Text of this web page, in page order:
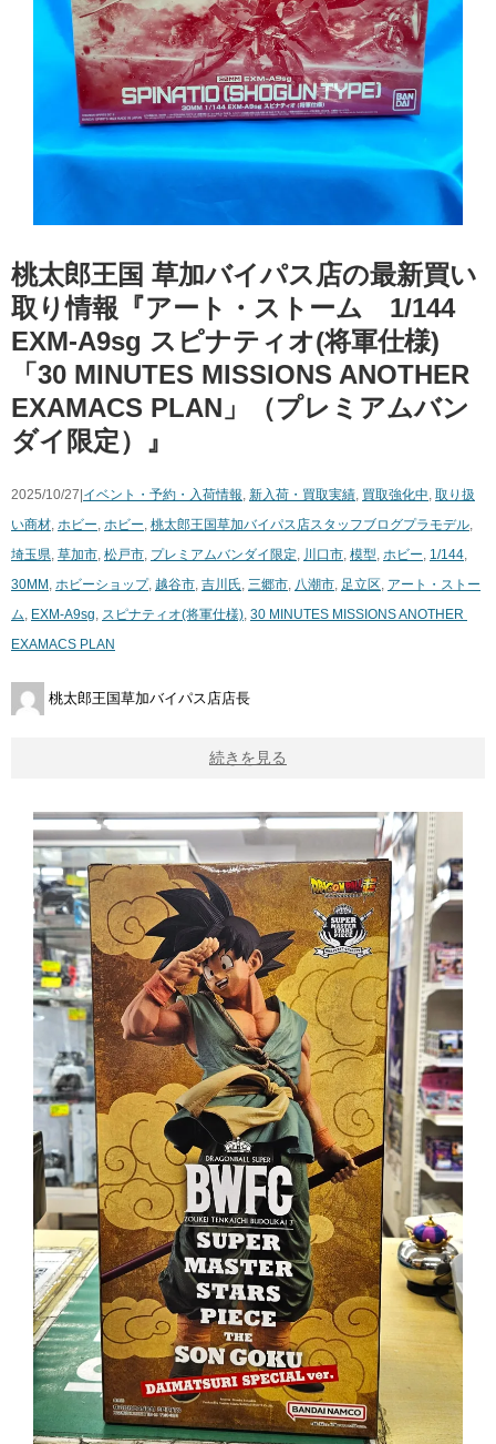
桃太郎王国 草加バイパス店の最新買い
取り情報『アート・ストーム 1/144 ​
EXM-A9sg ​スピナティオ(将軍仕様) ​
「30 ​MINUTES ​MISSIONS ​ANOTHER ​
EXAMACS ​PLAN」（プレミアムバン
ダイ限定）』
2025/10/27|イベント・予約・入荷情報, 新入荷・買取実績, 買取強化中, 取り扱
い商材, ホビー, ホビー, 桃太郎王国草加バイパス店スタッフブログプラモデル,
埼玉県, 草加市, 松戸市, プレミアムバンダイ限定, 川口市, 模型, ホビー, 1/144,
30MM, ホビーショップ, 越谷市, 吉川氏, 三郷市, 八潮市, 足立区, アート・ストー
ム, EXM-A9sg, スピナティオ(将軍仕様), 30 ​MINUTES ​MISSIONS ​ANOTHER ​
EXAMACS ​PLAN
桃太郎王国草加バイパス店店長
続きを見る